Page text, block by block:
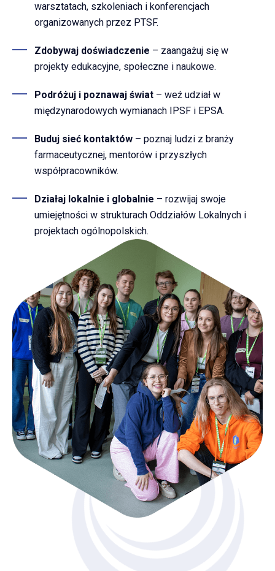
warsztatach, szkoleniach i konferencjach
organizowanych przez PTSF.
Zdobywaj doświadczenie – zaangażuj się w
projekty edukacyjne, społeczne i naukowe.
Podróżuj i poznawaj świat – weź udział w
międzynarodowych wymianach IPSF i EPSA.
Buduj sieć kontaktów – poznaj ludzi z branży
farmaceutycznej, mentorów i przyszłych
współpracowników.
Działaj lokalnie i globalnie – rozwijaj swoje
umiejętności w strukturach Oddziałów Lokalnych i
projektach ogólnopolskich.